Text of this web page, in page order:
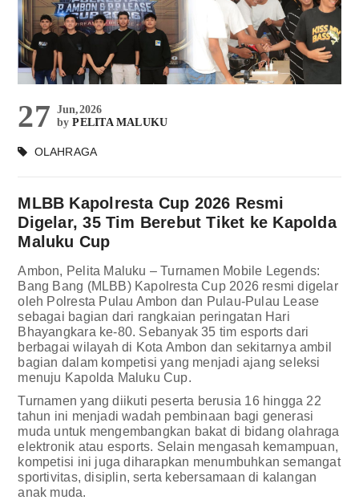
27 Jun,2026
byPELITA MALUKU
OLAHRAGA
MLBB Kapolresta Cup 2026 Resmi
Digelar, 35 Tim Berebut Tiket ke Kapolda
Maluku Cup
Ambon, Pelita Maluku – Turnamen Mobile Legends:
Bang Bang (MLBB) Kapolresta Cup 2026 resmi digelar
oleh Polresta Pulau Ambon dan Pulau-Pulau Lease
sebagai bagian dari rangkaian peringatan Hari
Bhayangkara ke-80. Sebanyak 35 tim esports dari
berbagai wilayah di Kota Ambon dan sekitarnya ambil
bagian dalam kompetisi yang menjadi ajang seleksi
menuju Kapolda Maluku Cup.
Turnamen yang diikuti peserta berusia 16 hingga 22
tahun ini menjadi wadah pembinaan bagi generasi
muda untuk mengembangkan bakat di bidang olahraga
elektronik atau esports. Selain mengasah kemampuan,
kompetisi ini juga diharapkan menumbuhkan semangat
sportivitas, disiplin, serta kebersamaan di kalangan
anak muda.